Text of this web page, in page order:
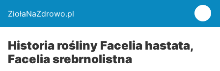
ZiołaNaZdrowo.pl
Historia rośliny Facelia hastata,
Facelia srebrnolistna